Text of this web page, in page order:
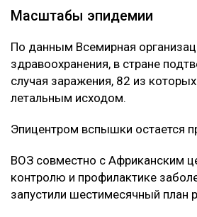
Масштабы эпидемии
По данным Всемирная
здравоохранения, в стране
случая заражения, 82 из
летальным исходом.
Эпицентром вспышки остается
ВОЗ совместно с Африканским
контролю и профилактике
запустили шестимесячный план